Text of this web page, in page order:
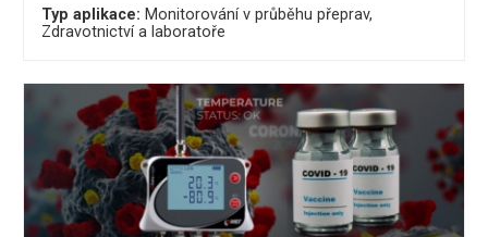
Typ aplikace: Monitorování v průběhu přeprav
Zdravotnictví a laboratoře